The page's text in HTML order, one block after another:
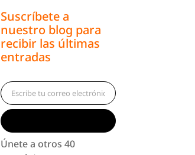
Suscríbete a
nuestro blog para
recibir las últimas
entradas
Escribe tu correo electrónico…
Únete a otros 40